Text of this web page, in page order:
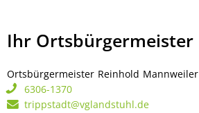
Ihr Ortsbürgermeister
Ortsbürgermeister Reinhold Mannweiler
6306-1370
trippstadt@vglandstuhl.de